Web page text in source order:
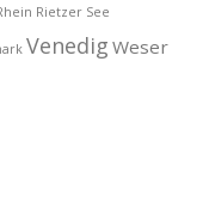
Rietzer See
Venedig Weser